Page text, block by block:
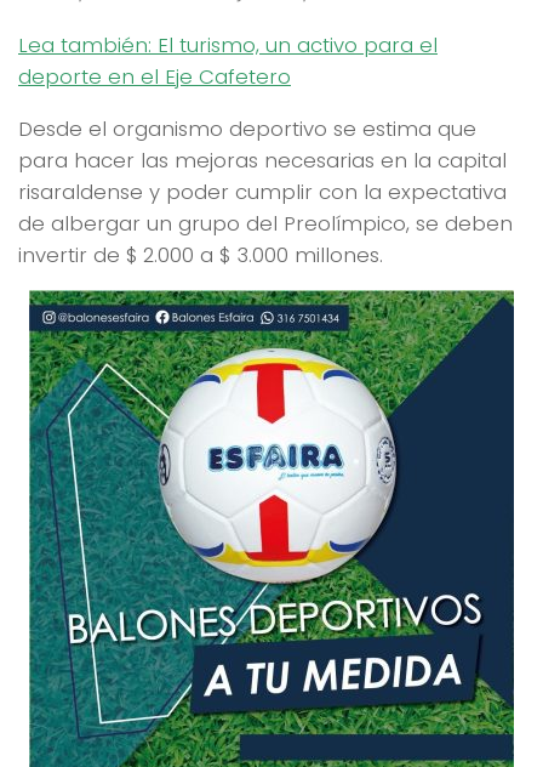
Lea también: El turismo, un activo para el
deporte en el Eje Cafetero
Desde el organismo deportivo se estima que
para hacer las mejoras necesarias en la capital
risaraldense y poder cumplir con la expectativa
de albergar un grupo del Preolímpico, se deben
invertir de $ 2.000 a $ 3.000 millones.